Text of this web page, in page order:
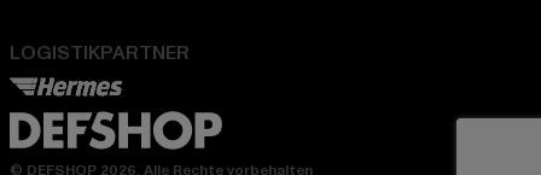
LOGISTIKPARTNER
© DEFSHOP 2026. Alle Rechte vorbehalten